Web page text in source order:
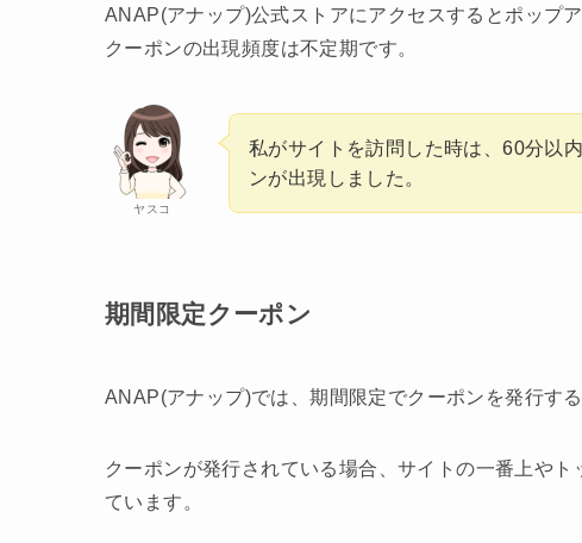
ANAP(アナップ)公式ストアにアクセスするとポップ
クーポンの出現頻度は不定期です。
ヤスコ
私がサイトを訪問した時は、60分以
ンが出現しました。
期間限定クーポン
ANAP(アナップ)では、期間限定でクーポンを発行する
クーポンが発行されている場合、サイトの一番上や
ています。